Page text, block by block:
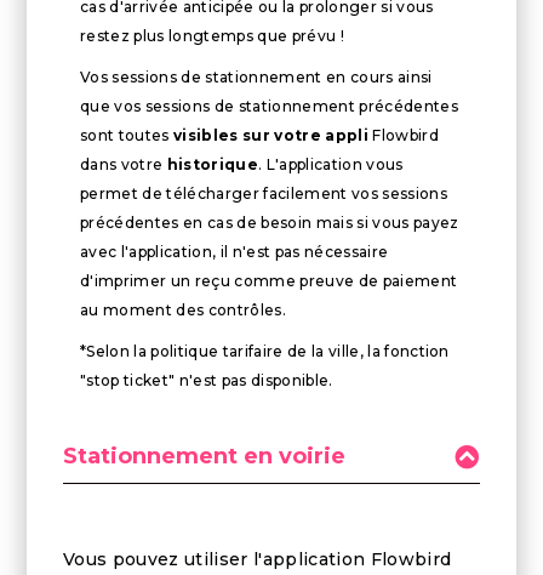
cas d'arrivée anticipée ou la prolonger si vous
restez plus longtemps que prévu !
Vos sessions de stationnement en cours ainsi
que vos sessions de stationnement précédentes
sont toutes visibles sur votre appli Flowbird
dans votre historique. L'application vous
permet de télécharger facilement vos sessions
précédentes en cas de besoin mais si vous payez
avec l'application, il n'est pas nécessaire
d'imprimer un reçu comme preuve de paiement
au moment des contrôles.
*Selon la politique tarifaire de la ville, la fonction
"stop ticket" n'est pas disponible.
Stationnement en voirie
Vous pouvez utiliser l'application Flowbird